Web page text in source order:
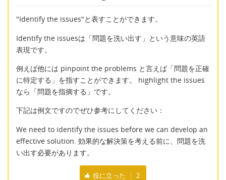
"Identify the issues"と表すことができます。
Identify the issuesは「問題を洗い出す」という意味の英語
表現です。
例えば他には pinpoint the problems と言えば「問題を正確
に特定する」を指すことができます。 highlight the issues
なら「問題を指摘する」です。
下記は例文ですのでぜひ参考にしてください：
We need to identify the issues before we can develop an
effective solution. 効果的な解決策を考える前に、問題を洗
い出す必要があります。
役に立った 2